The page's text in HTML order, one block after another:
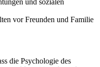
vor Freunden und Familie
die Psychologie des